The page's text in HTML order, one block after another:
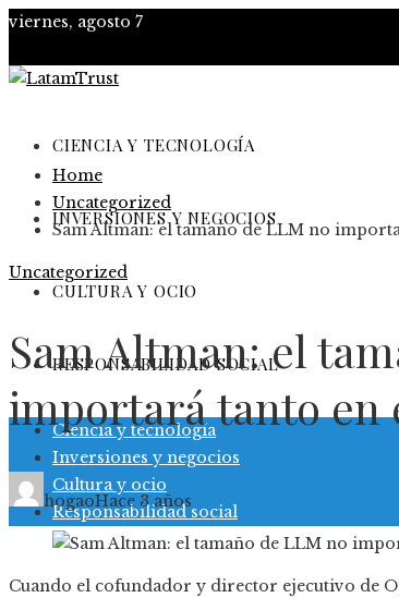
viernes, agosto 7
CIENCIA Y TECNOLOGÍA
INVERSIONES Y NEGOCIOS
CULTURA Y OCIO
RESPONSABILIDAD SOCIAL
Ciencia y tecnología
Inversiones y negocios
Cultura y ocio
Responsabilidad social
Home
Uncategorized
Sam Altman: el tamaño de LLM no
Uncategorized
Sam Altman: el
importará tanto en
hogaoHace 3 años
Cuando el cofundador y director ejecutivo de